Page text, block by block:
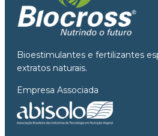
Bioestimulantes e fertilizantes
extratos naturais.
Empresa Associada